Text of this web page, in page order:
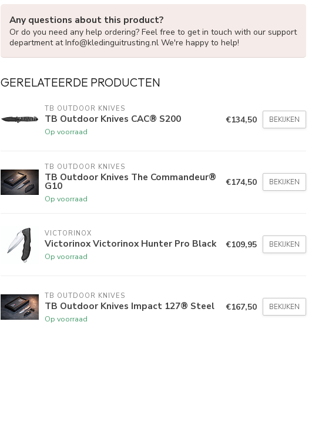
Any questions about this product?
Or do you need any help ordering? Feel free to get in touch with our support
department atInfo@kledinguitrusting.nl We're happy to help!
GERELATEERDE PRODUCTEN
TB OUTDOOR KNIVES
TB Outdoor Knives CAC® S200
Op voorraad
€134,50 BEKIJKEN
TB OUTDOOR KNIVES
TB Outdoor Knives The Commandeur®
G10
Op voorraad
€174,50 BEKIJKEN
VICTORINOX
Victorinox Victorinox Hunter Pro Black
Op voorraad
€109,95 BEKIJKEN
TB OUTDOOR KNIVES
TB Outdoor Knives Impact 127® Steel
Op voorraad
€167,50 BEKIJKEN